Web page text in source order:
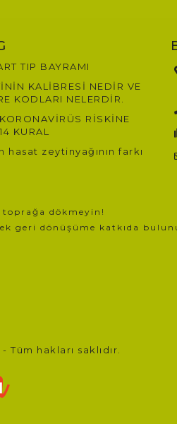
TIP BAYRAMI
KALİBRESİ NEDİR VE
KODLARI NELERDİR.
RİSKİNE
KURAL
hasat zeytinyağının farkı
toprağa dökmeyin!
geri dönüşüme katkıda
Tüm hakları saklıdır.